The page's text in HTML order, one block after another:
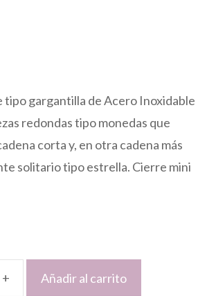
tipo gargantilla de Acero Inoxidable
redondas tipo monedas que
corta y, en otra cadena más
solitario tipo estrella. Cierre mini
Añadir al carrito